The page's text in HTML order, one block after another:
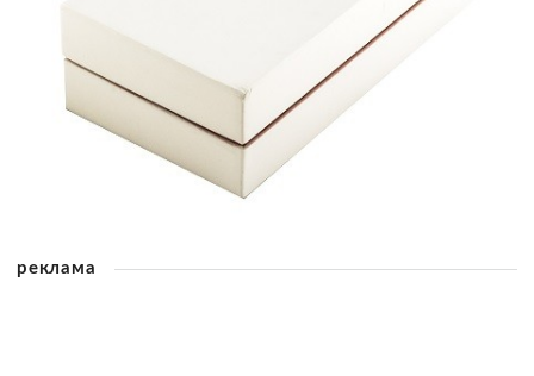
реклама